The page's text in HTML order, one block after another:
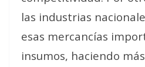
las industrias
esas mercancías
insumos, haciendo